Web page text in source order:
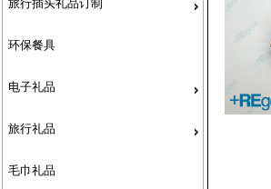
旅行插头礼品订制
环保餐具
电子礼品
旅行礼品
毛巾礼品